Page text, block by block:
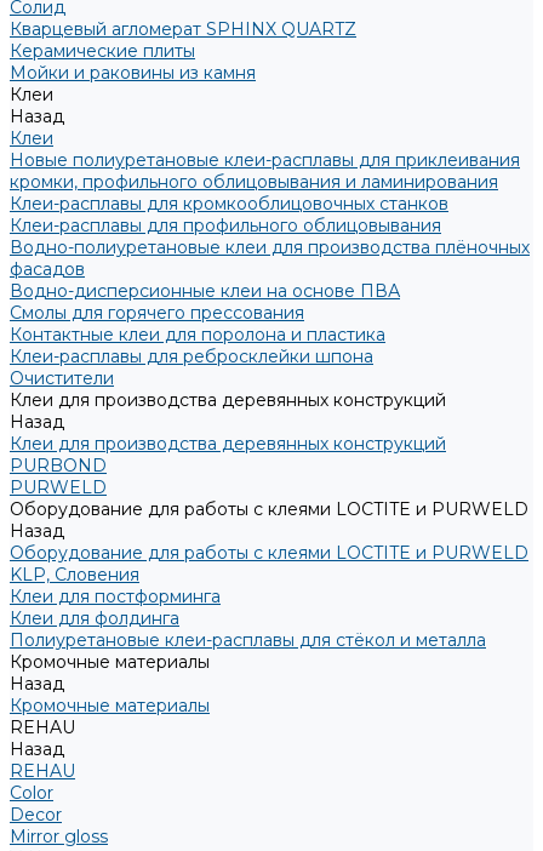
Солид
Кварцевый агломерат SPHINX QUARTZ
Керамические плиты
Мойки и раковины из камня
Клеи
Назад
Клеи
Новые полиуретановые клеи-расплавы для приклеивания
кромки, профильного облицовывания и ламинирования
Клеи-расплавы для кромкооблицовочных станков
Клеи-расплавы для профильного облицовывания
Водно-полиуретановые клеи для производства плёночных
фасадов
Водно-дисперсионные клеи на основе ПВА
Смолы для горячего прессования
Контактные клеи для поролона и пластика
Клеи-расплавы для ребросклейки шпона
Очистители
Клеи для производства деревянных конструкций
Назад
Клеи для производства деревянных конструкций
PURBOND
PURWELD
Оборудование для работы с клеями LOCTITE и PURWELD
Назад
Оборудование для работы с клеями LOCTITE и PURWELD
KLP, Словения
Клеи для постформинга
Клеи для фолдинга
Полиуретановые клеи-расплавы для стёкол и металла
Кромочные материалы
Назад
Кромочные материалы
REHAU
Назад
REHAU
Color
Decor
Mirror gloss